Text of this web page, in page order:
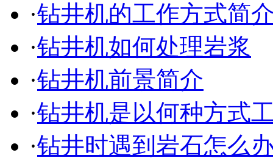
·钻井机的工作方式简
·钻井机如何处理岩浆
·钻井机前景简介
·钻井机是以何种方式
·钻井时遇到岩石怎么